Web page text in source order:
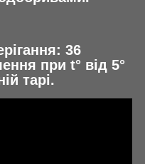
36
при t° від 5°
тарі.